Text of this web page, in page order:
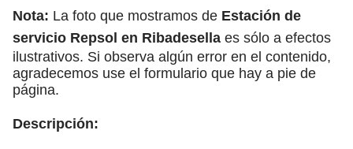
Nota: La foto que mostramos de Estación de
servicio Repsol en Ribadesella es sólo a efectos
ilustrativos. Si observa algún error en el contenido,
agradecemos use el formulario que hay a pie de
página.
Descripción: